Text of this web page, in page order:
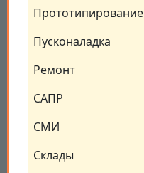
Прототипирование
Пусконаладка
Ремонт
САПР
СМИ
Склады